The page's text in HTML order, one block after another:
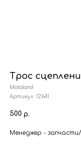
Трос
Motoland
Артикул: 12641
500 р.
Менеджер -